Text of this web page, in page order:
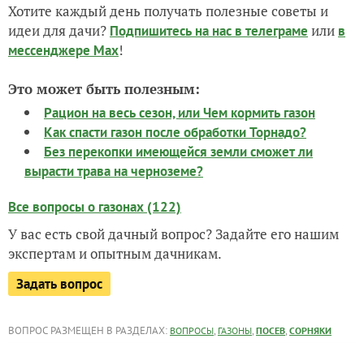
Хотите каждый день получать полезные советы и
идеи для дачи? Подпишитесь на нас в телеграме или в
мессенджере Max!
Это может быть полезным:
Рацион на весь сезон, или Чем кормить газон
Как спасти газон после обработки Торнадо?
Без перекопки имеющейся земли сможет ли
вырасти трава на черноземе?
Все вопросы о газонах (122)
У вас есть свой дачный вопрос? Задайте его нашим
экспертам и опытным дачникам.
Задать вопрос
ВОПРОС РАЗМЕЩЕН В РАЗДЕЛАХ: ВОПРОСЫ, ГАЗОНЫ, ПОСЕВ, СОРНЯКИ